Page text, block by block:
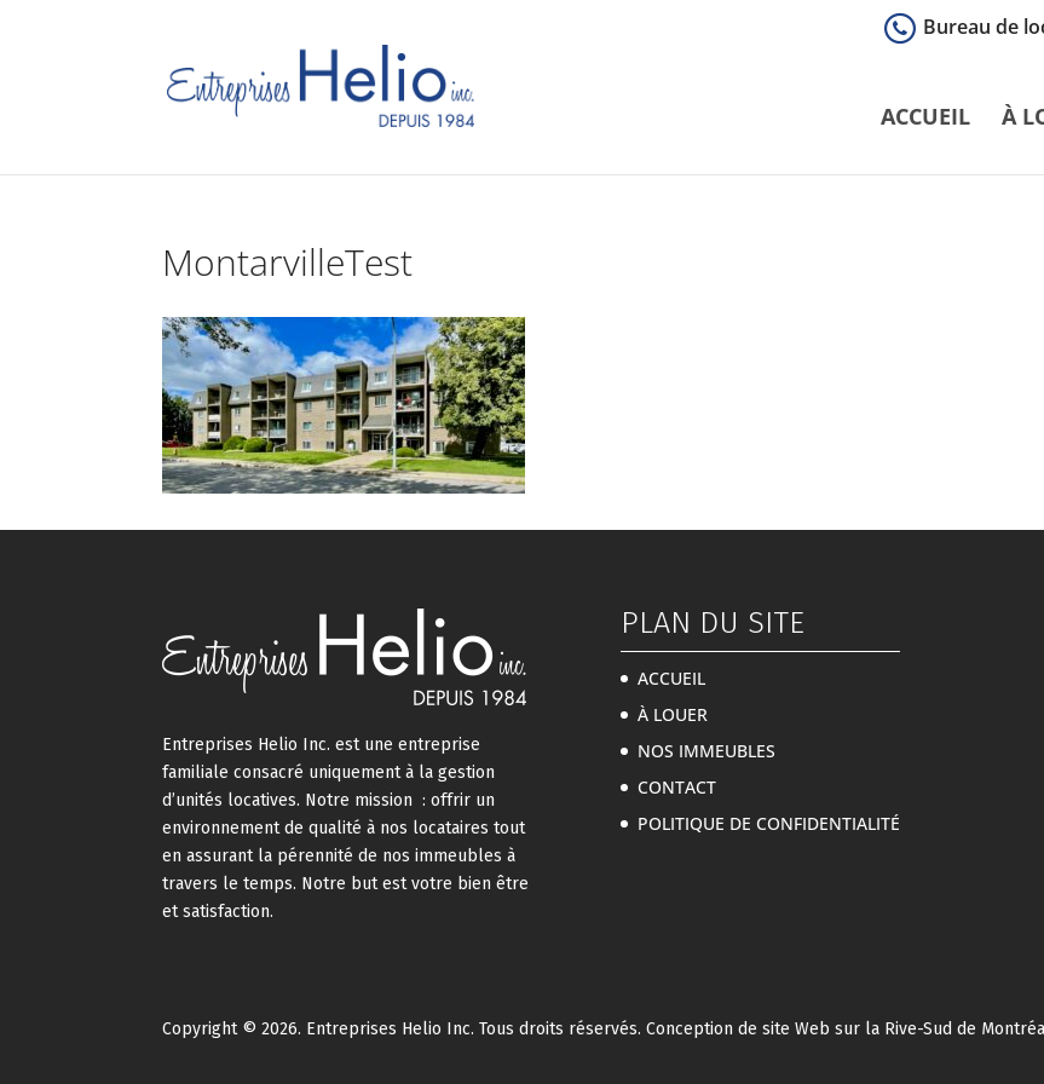
Bureau de
ACCUEIL À
MontarvilleTest
Entreprises Helio Inc. est une entreprise
familiale consacré uniquement à la gestion
d’unités locatives. Notre mission : offrir un
environnement de qualité à nos locataires tout
en assurant la pérennité de nos immeubles à
travers le temps. Notre but est votre bien être
et satisfaction.
PLAN DU SITE
ACCUEIL
À LOUER
NOS IMMEUBLES
CONTACT
POLITIQUE DE CONFIDENTIALITÉ
Copyright © 2026. Entreprises Helio Inc. Tous droits réservés. Conception de site Web sur la Rive-Sud de